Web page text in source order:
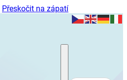
Přeskočit na zápatí